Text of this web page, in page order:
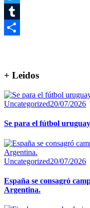
Twitter
Tumblr
+ Leidos
Uncategorized20/07/2026
Se para el fútbol
Uncategorized20/07/2026
España se consagró
Argentina.